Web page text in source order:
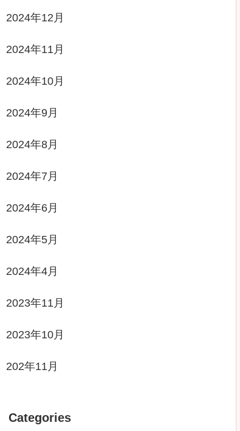
2024年12月
2024年11月
2024年10月
2024年9月
2024年8月
2024年7月
2024年6月
2024年5月
2024年4月
2023年11月
2023年10月
202年11月
Categories